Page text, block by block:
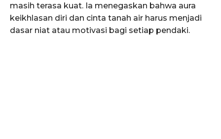
masih terasa kuat. Ia menegaskan bahwa aura
keikhlasan diri dan cinta tanah air harus menjadi
dasar niat atau motivasi bagi setiap pendaki.